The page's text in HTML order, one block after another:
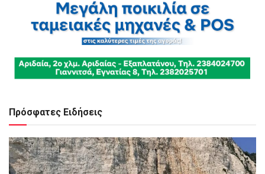
Πρόσφατες Ειδήσεις